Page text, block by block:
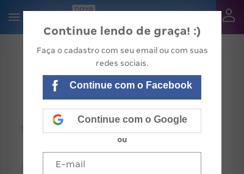
Continue lendo de graça! :)
Faça o cadastro com seu email ou com suas
redes sociais.
Continue com o Facebook
Continue com o Google
ou